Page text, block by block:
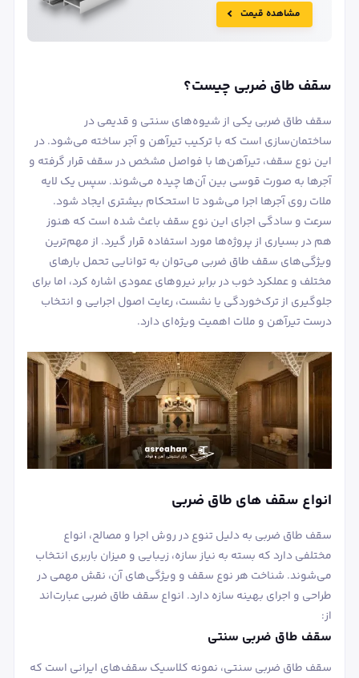
مشاهده قیمت
سقف طاق ضربی چیست؟
سقف طاق ضربی یکی از شیوه‌های سنتی و قدیمی در
ساختمان‌سازی است که با ترکیب تیرآهن و آجر ساخته می‌شود. در
این نوع سقف، تیرآهن‌ها با فواصل مشخص در سقف قرار گرفته و
آجرها به صورت قوسی بین آن‌ها چیده می‌شوند. سپس یک لایه
ملات روی آجرها اجرا می‌شود تا استحکام بیشتری ایجاد شود.
سرعت و سادگی اجرای این نوع سقف باعث شده است که هنوز
هم در بسیاری از پروژه‌ها مورد استفاده قرار گیرد. از مهم‌ترین
ویژگی‌های سقف طاق ضربی می‌توان به توانایی تحمل بارهای
مختلف و عملکرد خوب در برابر نیروهای عمودی اشاره کرد، اما برای
جلوگیری از ترک‌خوردگی یا نشست، رعایت اصول اجرایی و انتخاب
درست تیرآهن و ملات اهمیت ویژه‌ای دارد.
انواع سقف های طاق ضربی
سقف طاق ضربی به دلیل تنوع در روش اجرا و مصالح، انواع
مختلفی دارد که بسته به نیاز سازه، زیبایی و میزان باربری انتخاب
می‌شوند. شناخت هر نوع سقف و ویژگی‌های آن، نقش مهمی در
طراحی و اجرای بهینه سازه دارد. انواع سقف طاق ضربی عبارت‌اند
از:
سقف طاق ضربی سنتی
سقف طاق ضربی سنتی، نمونه کلاسیک سقف‌های ایرانی است که